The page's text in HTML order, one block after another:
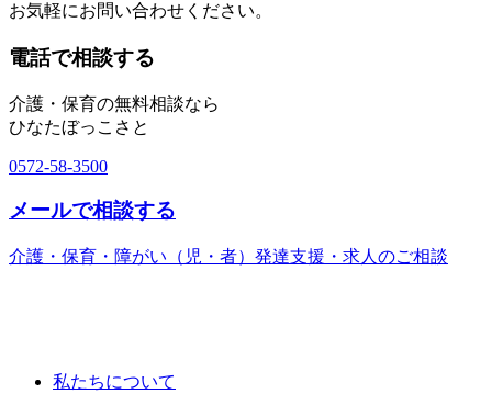
お気軽にお問い合わせください。
電話で相談する
介護・保育の無料相談なら
ひなたぼっこさと
0572-58-3500
メールで相談する
介護・保育・障がい（児・者）発達支援・求人のご相談
私たちについて